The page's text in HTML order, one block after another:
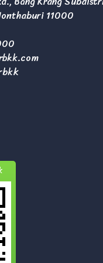
11000